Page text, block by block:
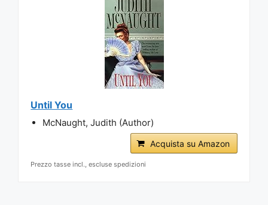
Until You
McNaught, Judith (Author)
Acquista su Amazon
Prezzo tasse incl., escluse spedizioni